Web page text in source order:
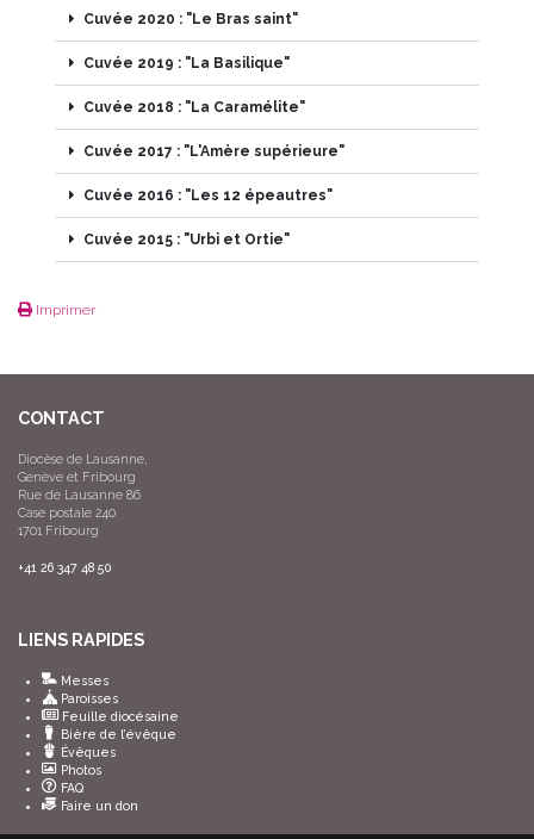
Cuvée 2020 : "Le Bras saint"
Cuvée 2019 : "La Basilique"
Cuvée 2018 : "La Caramélite"
Cuvée 2017 : "L'Amère supérieure"
Cuvée 2016 : "Les 12 épeautres"
Cuvée 2015 : "Urbi et Ortie"
Imprimer
CONTACT
Diocèse de Lausanne,
Genève et Fribourg
Rue de Lausanne 86
Case postale 240
1701 Fribourg
+41 26 347 48 50
LIENS RAPIDES
Messes
Paroisses
Feuille diocésaine
Bière de l’évêque
Évêques
Photos
FAQ
Faire un don